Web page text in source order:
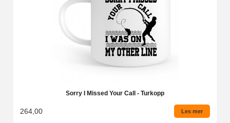
Sorry I Missed Your Call - Turkopp
264,00 Les mer